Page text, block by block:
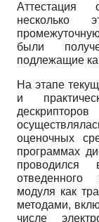
Аттестация
несколько
были
подлежащие
На этапе
и
оценочных
программах
проводился
отведенного
модуля как
методами,
числе